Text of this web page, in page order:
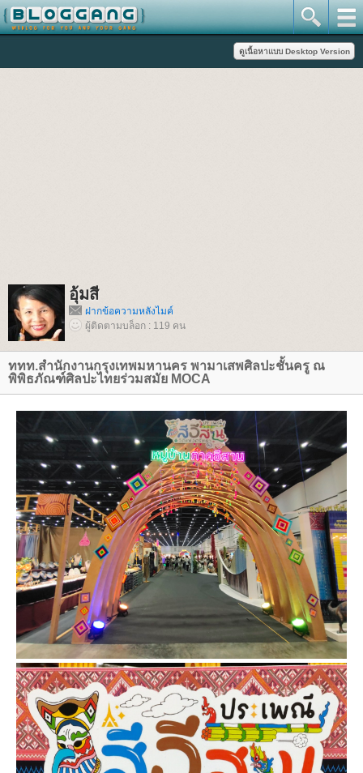
อุ้มสี
ฝากข้อความหลังไมค์
ผู้ติดตามบล็อก : 119 คน
ททท.สำนักงานกรุงเทพมหานคร พามาเสพศิลปะชั้นครู ณ
พิพิธภัณฑ์ศิลปะไทยร่วมสมัย MOCA